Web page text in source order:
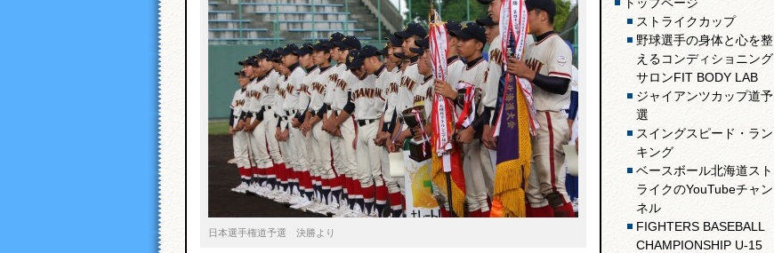
日本選手権道予選 決勝より
ストライクカップ
野球選手の身体と心を整
えるコンディショニング
サロンFIT BODY LAB
ジャイアンツカップ道予
選
スイングスピード・ラン
キング
ベースボール北海道スト
ライクのYouTubeチャン
ネル
FIGHTERS BASEBALL
CHAMPIONSHIP U-15